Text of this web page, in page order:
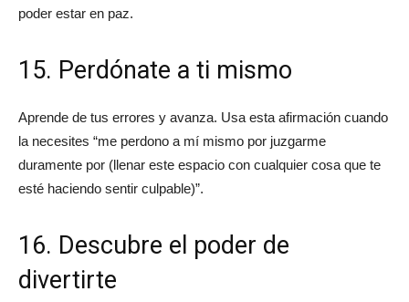
poder estar en paz.
15. Perdónate a ti mismo
Aprende de tus errores y avanza. Usa esta afirmación cuando
la necesites “me perdono a mí mismo por juzgarme
duramente por (llenar este espacio con cualquier cosa que te
esté haciendo sentir culpable)”.
16. Descubre el poder de
divertirte